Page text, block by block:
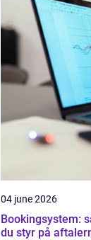
04 june 2026
Bookingsystem:
du styr på